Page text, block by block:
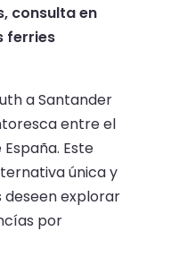
consulta en
ferries
a Santander
entre el
Este
única y
deseen explorar
por